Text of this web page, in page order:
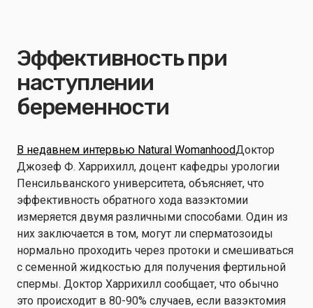
Эффективность при
наступлении
беременности
В недавнем интервью Natural WomanhoodДоктор
Джозеф Ф. Харрихилл, доцент кафедры урологии
Пенсильванского университета, объясняет, что
эффективность обратного хода вазэктомии
измеряется двумя различными способами. Один из
них заключается в том, могут ли сперматозоиды
нормально проходить через протоки и смешиваться
с семенной жидкостью для получения фертильной
спермы. Доктор Харрихилл сообщает, что обычно
это происходит в 80-90% случаев, если вазэктомия